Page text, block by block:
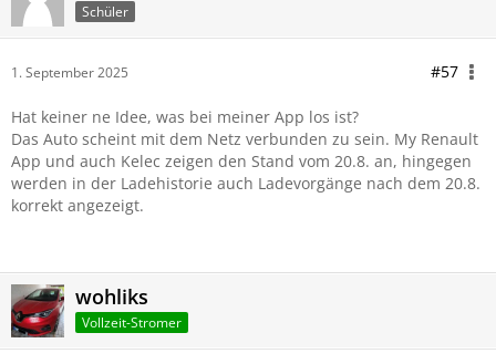
Schüler
1. September 2025 #57
Hat keiner ne Idee, was bei meiner App los ist?
Das Auto scheint mit dem Netz verbunden zu sein. My Renault
App und auch Kelec zeigen den Stand vom 20.8. an, hingegen
werden in der Ladehistorie auch Ladevorgänge nach dem 20.8.
korrekt angezeigt.
wohliks
Vollzeit-Stromer